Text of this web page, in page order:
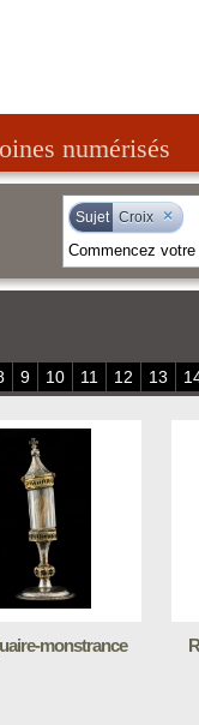
numérisés
Sujet Croix ×
9 10 11 12 13
monstrance